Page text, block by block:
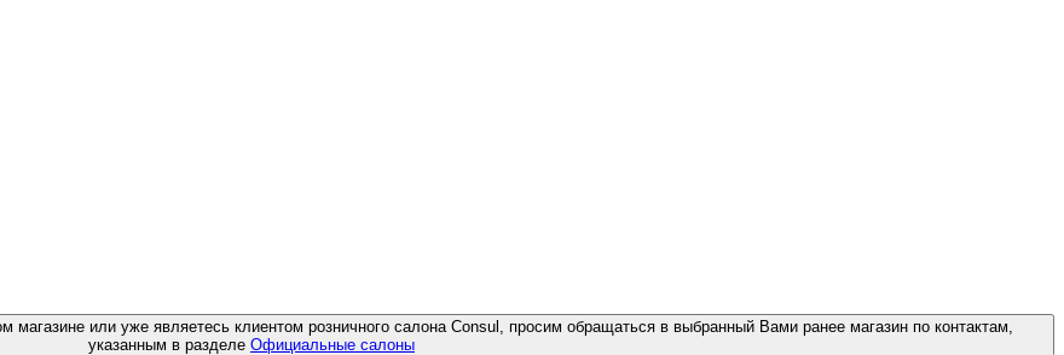
магазине или уже являетесь клиентом розничного салона Consul, просим обращаться в выбранный Вами ранее магазин по контактам,
указанным в разделе Официальные салоны